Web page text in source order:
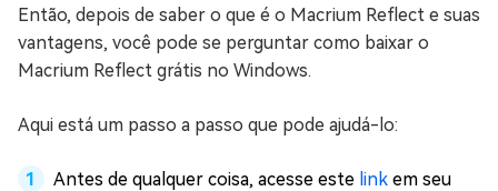
Então, depois de saber o que é o Macrium Reflect e suas
vantagens, você pode se perguntar como baixar o
Macrium Reflect grátis no Windows.
Aqui está um passo a passo que pode ajudá-lo:
Antes de qualquer coisa, acesse este link em seu